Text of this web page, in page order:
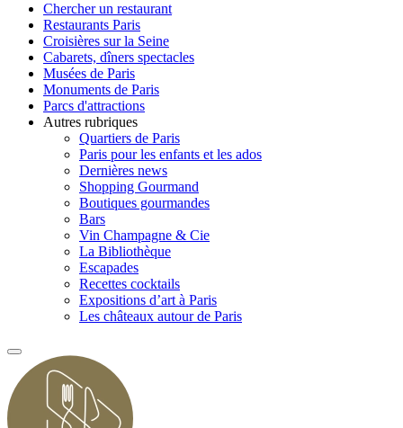
Chercher un restaurant
Restaurants Paris
Croisières sur la Seine
Cabarets, dîners spectacles
Musées de Paris
Monuments de Paris
Parcs d'attractions
Autres rubriques
Quartiers de Paris
Paris pour les enfants et les ados
Dernières news
Shopping Gourmand
Boutiques gourmandes
Bars
Vin Champagne & Cie
La Bibliothèque
Escapades
Recettes cocktails
Expositions d’art à Paris
Les châteaux autour de Paris